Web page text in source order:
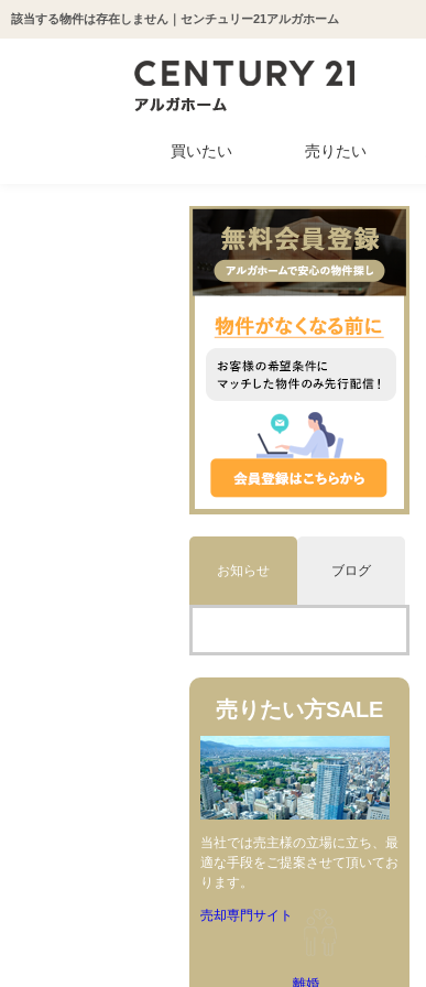
該当する物件は存在しません｜センチュリー21アルガホーム
買いたい
新築一戸建て
中古一戸建て
中古マンション
土地
収益物件
売りたい
お知らせ ブログ
売りたい方SALE
当社では売主様の立場に立ち、最
適な手段をご提案させて頂いてお
ります。
売却専門サイト
離婚